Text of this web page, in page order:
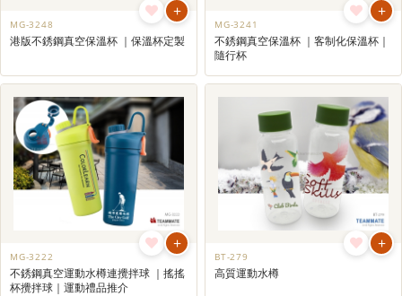
+
MG-3248
港版不銹鋼真空保溫杯 ｜保溫杯定製
+
MG-3241
不銹鋼真空保溫杯 ｜客制化保溫杯｜
隨行杯
+
MG-3222
不銹鋼真空運動水樽連攪拌球 ｜搖搖
杯攪拌球｜運動禮品推介
+
BT-279
高質運動水樽